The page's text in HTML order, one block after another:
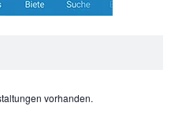
vorhanden.